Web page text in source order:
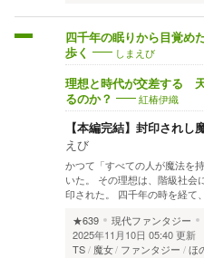
四千年の眠りから目覚め
歩く
しまえび
理想と時代が交差する
るのか？
紅椿伊織
【本編完結】封印されし
えび
かつて「すべての人が魔法を
いた。 その理想は、階級社
印された。 四千年の時を経て
★639
現代ファンタジー
2025年11月10日 05:40 更新
TS
魔女 ファンタジー ほ